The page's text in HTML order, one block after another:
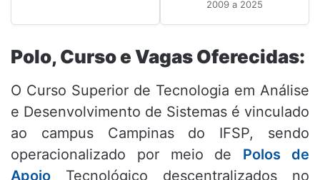
2009 a 2025
Polo, Curso e Vagas Oferecidas:
O Curso Superior de Tecnologia em Análise
e Desenvolvimento de Sistemas é vinculado
ao campus Campinas do IFSP, sendo
operacionalizado por meio de Polos de
Apoio Tecnológico descentralizados no